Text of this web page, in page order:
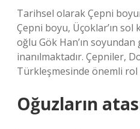
Tarihsel olarak Çepni
Çepni boyu, Üçoklar’ın sol
oğlu Gök Han’ın
inanılmaktadır. Çepniler,
Türkleşmesinde önemli rol
Oğuzların